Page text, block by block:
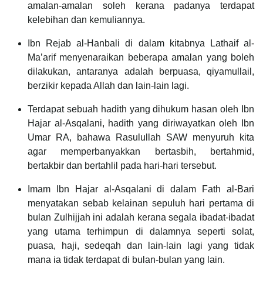
amalan-amalan soleh kerana padanya terdapat
kelebihan dan kemuliannya.
Ibn Rejab al-Hanbali di dalam kitabnya Lathaif al-
Ma’arif menyenaraikan beberapa amalan yang boleh
dilakukan, antaranya adalah berpuasa, qiyamullail,
berzikir kepada Allah dan lain-lain lagi.
Terdapat sebuah hadith yang dihukum hasan oleh Ibn
Hajar al-Asqalani, hadith yang diriwayatkan oleh Ibn
Umar RA, bahawa Rasulullah SAW menyuruh kita
agar memperbanyakkan bertasbih, bertahmid,
bertakbir dan bertahlil pada hari-hari tersebut.
Imam Ibn Hajar al-Asqalani di dalam Fath al-Bari
menyatakan sebab kelainan sepuluh hari pertama di
bulan Zulhijjah ini adalah kerana segala ibadat-ibadat
yang utama terhimpun di dalamnya seperti solat,
puasa, haji, sedeqah dan lain-lain lagi yang tidak
mana ia tidak terdapat di bulan-bulan yang lain.